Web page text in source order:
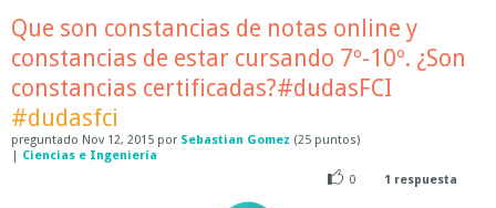
Que son constancias de notas online y
constancias de estar cursando 7º-10º. ¿Son
constancias certificadas?#dudasFCI
#dudasfci
preguntado Nov 12, 2015 por Sebastian Gomez (25 puntos)
| Ciencias e Ingeniería
0
1 respuesta